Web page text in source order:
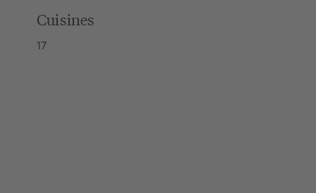
Cuisines
17